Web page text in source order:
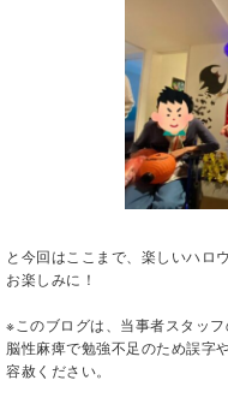
と今回はここまで、楽しいハロ
お楽しみに！
※このブログは、当事者スタッフ
脳性麻痺で勉強不足のため誤字
容赦くださ い。